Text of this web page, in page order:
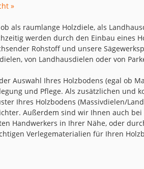
»
als raumlange Holzdiele, als
werden durch den Einbau eines
Rohstoff und unsere
von Landhausdielen oder von
Auswahl Ihres Holzbodens (egal ob
und Pflege. Als zusätzlichen und
Ihres Holzbodens (Massivdielen/
Außerdem sind wir Ihnen auch
Handwerkers in Ihrer Nähe, oder
Verlegematerialien für Ihren